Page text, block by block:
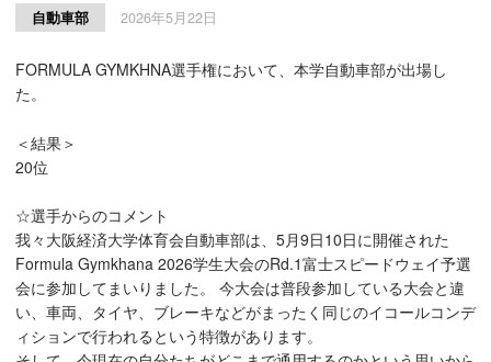
自動車部 2026年5月22日
FORMULA GYMKHNA選手権において、本学自動車部が出場し
た。
＜結果＞
20位
☆選手からのコメント
我々大阪経済大学体育会自動車部は、5月9日10日に開催された
Formula Gymkhana 2026学生大会のRd.1富士スピードウェイ予選
会に参加してまいりました。 今大会は普段参加している大会と違
い、車両、タイヤ、ブレーキなどがまったく同じのイコールコンデ
ィションで行われるという特徴があります。